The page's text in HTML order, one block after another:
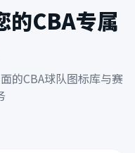
CBA专属
的CBA球队图标库与赛